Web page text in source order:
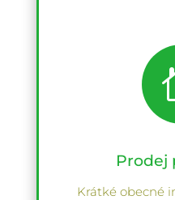
Prodej
Krátké obecné